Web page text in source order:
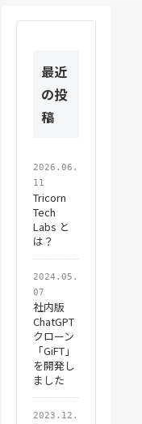
最近
の投
稿
2026.06.
11
Tricorn
Tech
Labs と
は？
2024.05.
07
社内版
ChatGPT
クローン
「GiFT」
を開発し
ました
2023.12.